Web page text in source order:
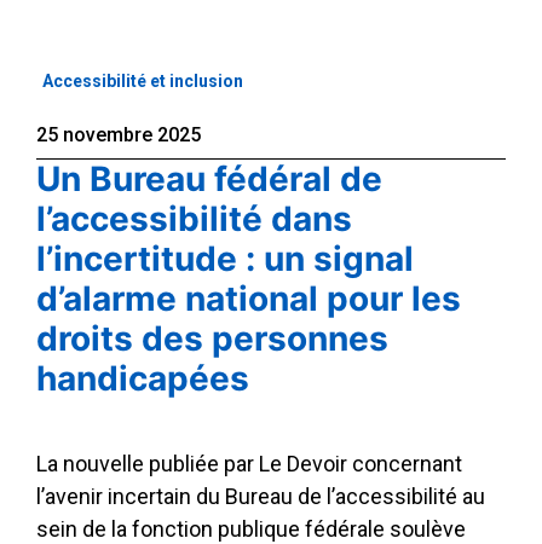
Accessibilité et inclusion
25 novembre 2025
Un Bureau fédéral de
l’accessibilité dans
l’incertitude : un signal
d’alarme national pour les
droits des personnes
handicapées
La nouvelle publiée par Le Devoir concernant
l’avenir incertain du Bureau de l’accessibilité au
sein de la fonction publique fédérale soulève